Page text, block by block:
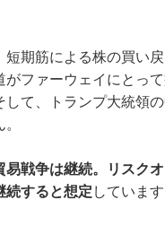
期筋による株の買い
がファーウェイにとっ
して、トランプ大統領
易戦争は継続。リスク
続すると想定 しています